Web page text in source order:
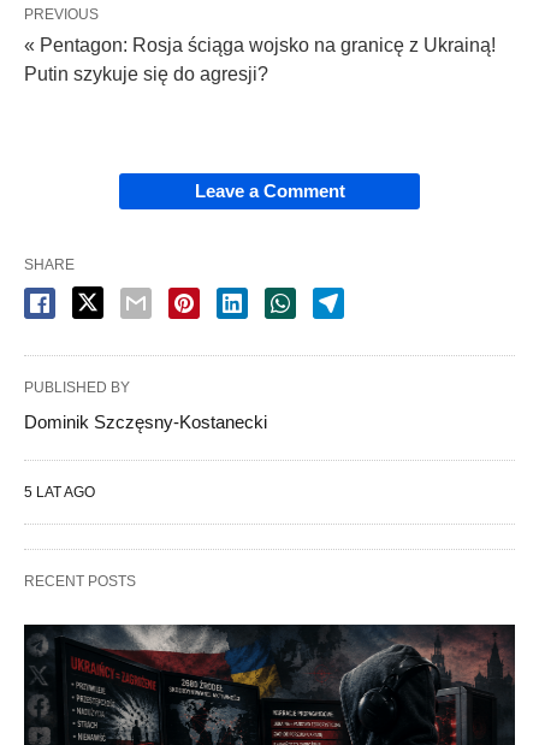
PREVIOUS
« Pentagon: Rosja ściąga wojsko na granicę z Ukrainą!
Putin szykuje się do agresji?
Leave a Comment
SHARE
PUBLISHED BY
Dominik Szczęsny-Kostanecki
5 LAT AGO
RECENT POSTS